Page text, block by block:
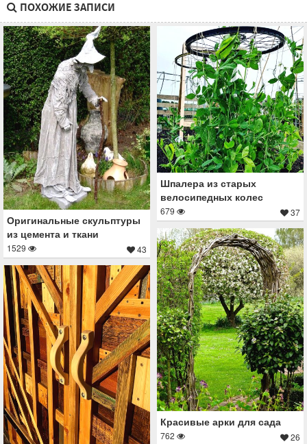
ПОХОЖИЕ ЗАПИСИ
Оригинальные скульптуры
из цемента и ткани
1529 43
Шпалера из старых
велосипедных колес
679 37
Красивые арки для сада
762 26